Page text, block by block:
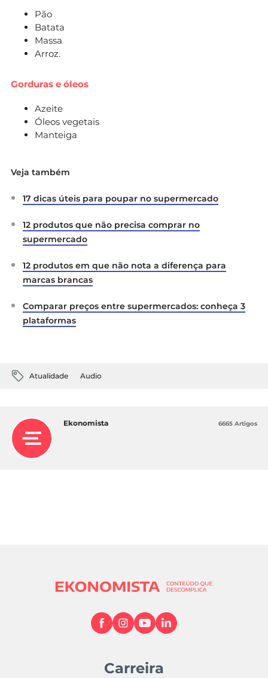
Pão
Batata
Massa
Arroz.
Gorduras e óleos
Azeite
Óleos vegetais
Manteiga
Veja também
17 dicas úteis para poupar no supermercado
12 produtos que não precisa comprar no
supermercado
12 produtos em que não nota a diferença para
marcas brancas
Comparar preços entre supermercados: conheça 3
plataformas
Atualidade Audio
Ekonomista 6665 Artigos
Carreira